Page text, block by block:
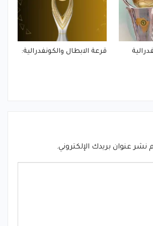
قرعة الابطال والكونفدرالية:
نشر عنوان بريدك الإلكتروني.